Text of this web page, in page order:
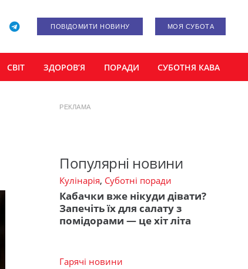
ПОВІДОМИТИ НОВИНУ МОЯ СУБОТА
СВІТ ЗДОРОВ’Я ПОРАДИ СУБОТНЯ КАВА
РЕКЛАМА
Популярні новини
Кулінарія, Суботні поради
Кабачки вже нікуди дівати?
Запечіть їх для салату з
помідорами — це хіт літа
Гарячі новини